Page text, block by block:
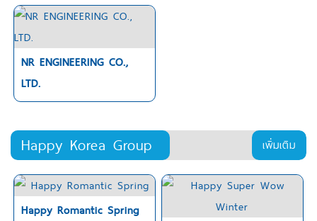
NR ENGINEERING CO.,
LTD.
Happy Korea Group เพิ่มเติม
Happy Romantic Spring